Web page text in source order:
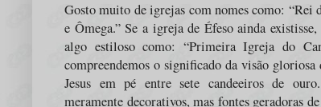
Gosto muito de igrejas com nomes como:
e Ômega.” Se a igreja de Éfeso ainda
algo estiloso como: “Primeira Igreja do
compreendemos o significado davisão gloriosa
Jesus em pé entre sete candeeiros de
meramente decorativos, mas fontes geradoras